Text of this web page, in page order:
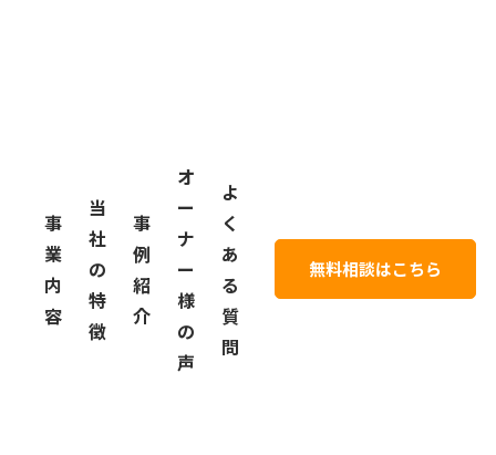
事
業
内
容
当
社
の
特
徴
事
例
紹
介
オ
ー
ナ
ー
様
の
声
よ
く
あ
る
質
問
無料相談はこちら